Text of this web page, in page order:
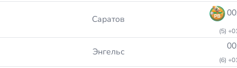
Саратов
(5)
Энгельс
(6)